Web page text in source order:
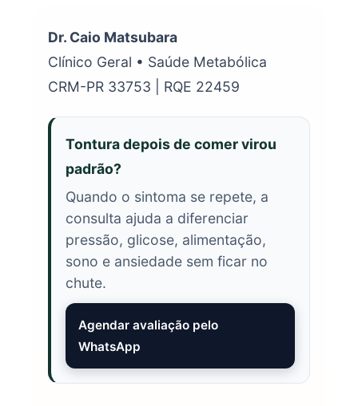
Dr. Caio Matsubara
Clínico Geral • Saúde Metabólica
CRM-PR 33753 | RQE 22459
Tontura depois de comer virou
padrão?
Quando o sintoma se repete, a
consulta ajuda a diferenciar
pressão, glicose, alimentação,
sono e ansiedade sem ficar no
chute.
Agendar avaliação pelo
WhatsApp